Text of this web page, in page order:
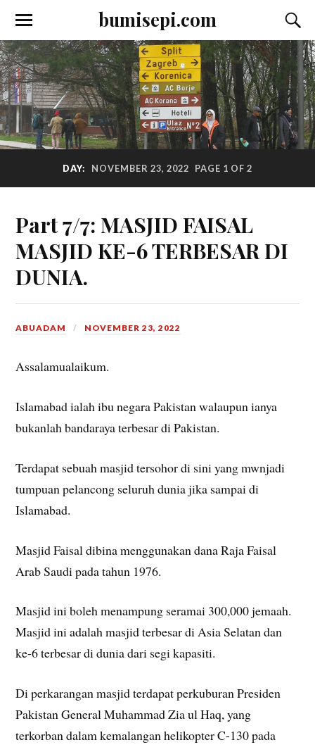
bumisepi.com
DAY: NOVEMBER 23, 2022 PAGE 1 OF 2
Part 7/7: MASJID FAISAL
MASJID KE-6 TERBESAR DI
DUNIA.
ABUADAM NOVEMBER 23, 2022
Assalamualaikum.
Islamabad ialah ibu negara Pakistan walaupun ianya
bukanlah bandaraya terbesar di Pakistan.
Terdapat sebuah masjid tersohor di sini yang mwnjadi
tumpuan pelancong seluruh dunia jika sampai di
Islamabad.
Masjid Faisal dibina menggunakan dana Raja Faisal
Arab Saudi pada tahun 1976.
Masjid ini boleh menampung seramai 300,000 jemaah.
Masjid ini adalah masjid terbesar di Asia Selatan dan
ke-6 terbesar di dunia dari segi kapasiti.
Di perkarangan masjid terdapat perkuburan Presiden
Pakistan General Muhammad Zia ul Haq, yang
terkorban dalam kemalangan helikopter C-130 pada